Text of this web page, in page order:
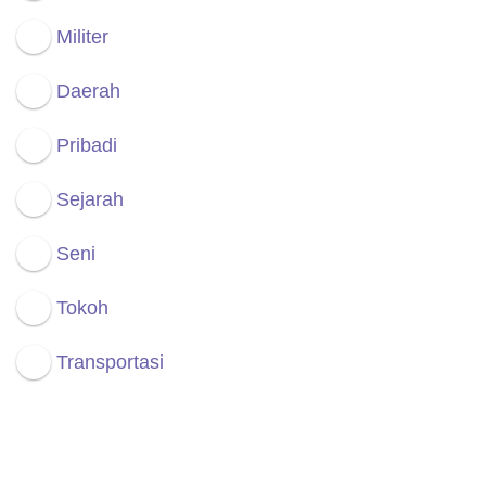
Militer
Daerah
Pribadi
Sejarah
Seni
Tokoh
Transportasi